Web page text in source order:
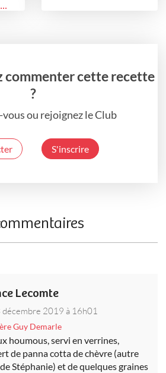
commenter cette recette
?
ou rejoignez le Club
S'inscrire
Lecomte
décembre 2019 à 16h01
Guy Demarle
houmous, servi en verrines,
de panna cotta de chèvre (autre
Stéphanie) et de quelques graines